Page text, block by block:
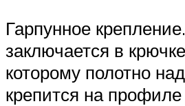
Гарпунное
заключается в
которому полотно
крепится на профиле